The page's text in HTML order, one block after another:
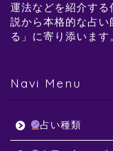
運法などを紹介す
説から本格的な占
る」に寄り添います
Navi Menu
占い種類